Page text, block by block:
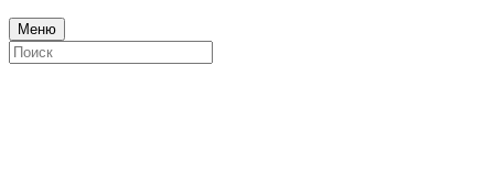
Меню